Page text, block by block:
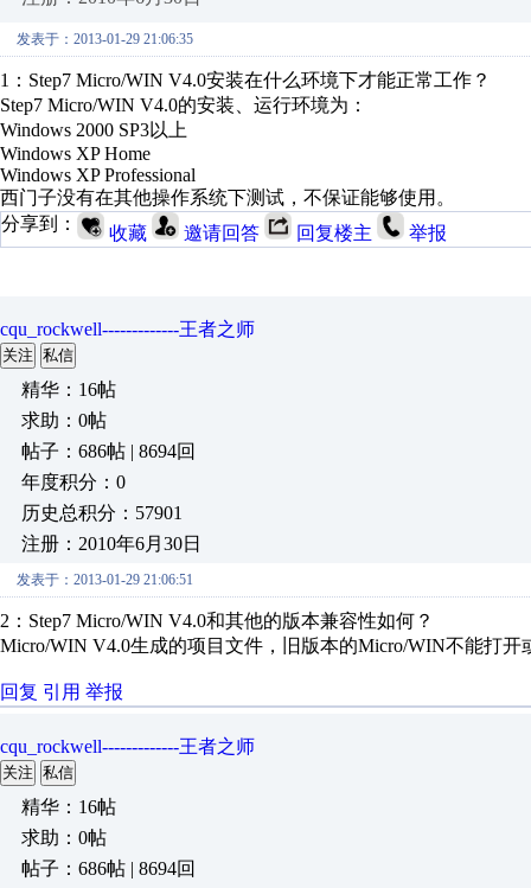
发表于：2013-01-29 21:06:35
1：Step7 Micro/WIN V4.0安装在什么环境下才能正常工作？
Step7 Micro/WIN V4.0的安装、运行环境为：
Windows 2000 SP3以上
Windows XP Home
Windows XP Professional
西门子没有在其他操作系统下测试，不保证能够使用。
分享到：
收藏 邀请回答 回复楼主 举报
cqu_rockwell-------------王者之师
关注 私信
精华：16帖
求助：0帖
帖子：686帖 | 8694回
年度积分：0
历史总积分：57901
注册：2010年6月30日
发表于：2013-01-29 21:06:51
2：Step7 Micro/WIN V4.0和其他的版本兼容性如何？
Micro/WIN V4.0生成的项目文件，旧版本的Micro/WIN不能打开
回复 引用 举报
cqu_rockwell-------------王者之师
关注 私信
精华：16帖
求助：0帖
帖子：686帖 | 8694回